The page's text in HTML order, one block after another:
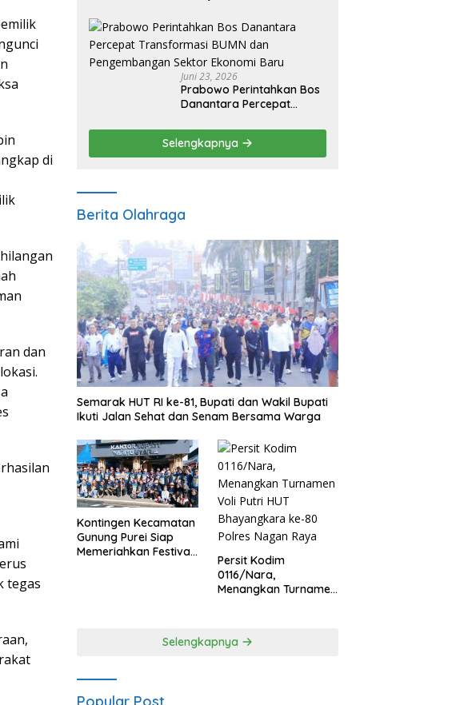
di
dan
tegas
Juni 23, 2026
Prabowo Perintahkan Bos
Danantara Percepat
Pengembangan Sektor
Ekonomi Baru
Selengkapnya
Berita Olahraga
Semarak HUT RI ke-81, Bupati dan Wakil Bupati
Ikuti Jalan Sehat dan Senam Bersama Warga
Kontingen Kecamatan
Gunung Purei Siap
Memeriahkan Festival
Persit Kodim
0116/Nara,
Menangkan Turnamen
Selengkapnya